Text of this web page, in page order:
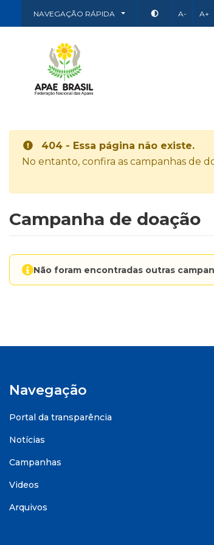
NAVEGAÇÃO RÁPIDA A- A+
404 - Essa página não existe.
No entanto, confira as campanhas de
Campanha de doação
Não foram encontradas outras
Navegação
Portal da transparência
Notícias
Campanhas
Videos
Arquivos